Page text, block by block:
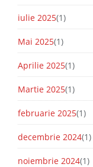
iulie 2025(1)
Mai 2025(1)
Aprilie 2025(1)
Martie 2025(1)
februarie 2025(1)
decembrie 2024(1)
noiembrie 2024(1)